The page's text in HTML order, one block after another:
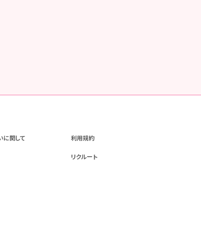
に関して 利用規約
リクルート